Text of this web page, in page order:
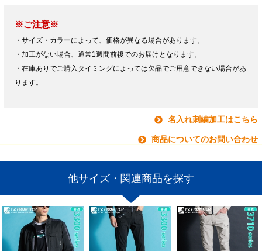
※ご注意※
・サイズ・カラーによって、価格が異なる場合があります。
・加工がない場合、通常1週間前後でのお届けとなります。
・在庫ありでご購入タイミングによっては欠品でご用意できない場合があ
ります。
名入れ刺繍加工はこちら
商品についてのお問い合わせ
他サイズ・関連商品を探す